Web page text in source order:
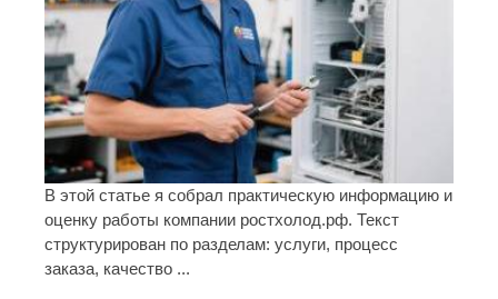
В этой статье я собрал практическую информацию и
оценку работы компании ростхолод.рф. Текст
структурирован по разделам: услуги, процесс
заказа, качество ...